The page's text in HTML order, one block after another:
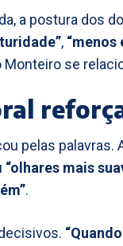
a postura dos
, “menos
se
pelas
“olhares mais
.